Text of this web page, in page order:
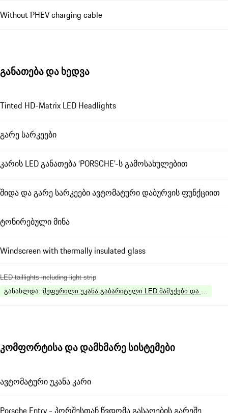
Without PHEV charging cable
განათება და ხედვა
Tinted HD-Matrix LED Headlights
გარე სარკეები
კარის LED განათება ‘PORSCHE’-ს გამოსახულებით
შიდა და გარე სარკეები ავტომატური დაბურვის ფუნქციით
ტონირებული მინა
Windscreen with thermally insulated glass
LED taillights including light strip
განახლდა: შეფერილი უკანა გაბარიტული LED მაშუქები და მაშუქი
კომფორტისა და დამხმარე სისტემები
ავტომატური უკანა კარი
Porsche Entry - პორშესთან წვდომა გასაღების გარეშე